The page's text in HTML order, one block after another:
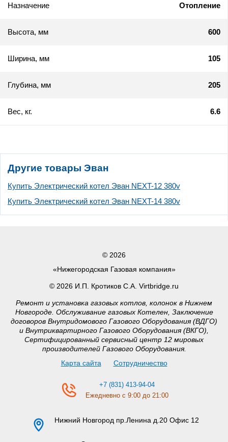
Назначение Отопление
Высота, мм 600
Ширина, мм 105
Глубина, мм 205
Вес, кг. 6.6
Другие товары Эван
Купить Электрический котел Эван NEXT-12 380v
Купить Электрический котел Эван NEXT-14 380v
© 2026
«Нижегородская Газовая компания»
© 2026 И.П. Кротиков С.А. Virtbridge.ru
Ремонт и установка газовых котлов, колонок в Нижнем
Новгороде. Обслуживание газовых Котелен, Заключение
договоров Внутридомового Газового Оборудования (ВДГО)
и Внутриквартирного Газового Оборудования (ВКГО),
Сертифицированный сервисный центр 12 мировых
производителей Газового Оборудования.
Карта сайта
Сотрудничество
+7 (831) 413-94-04
Ежедневно с 9:00 до 21:00
Нижний Новгород пр.Ленина д.20 Офис 12